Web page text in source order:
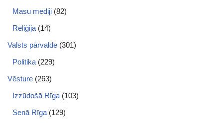
Masu mediji (82)
Reliģija (14)
Valsts pārvalde (301)
Politika (229)
Vēsture (263)
Izzūdošā Rīga (103)
Senā Rīga (129)